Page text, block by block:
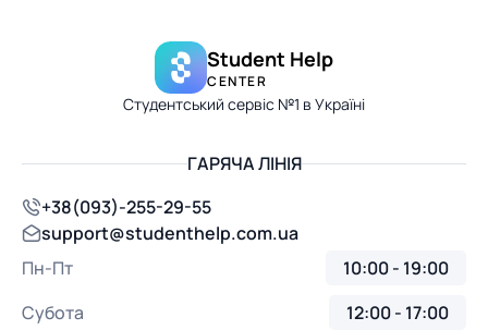
Student Help
CENTER
Студентський сервіс №1 в Україні
ГАРЯЧА ЛІНІЯ
+38(093)-255-29-55
support@studenthelp.com.ua
Пн-Пт
10:00 - 19:00
Субота
12:00 - 17:00